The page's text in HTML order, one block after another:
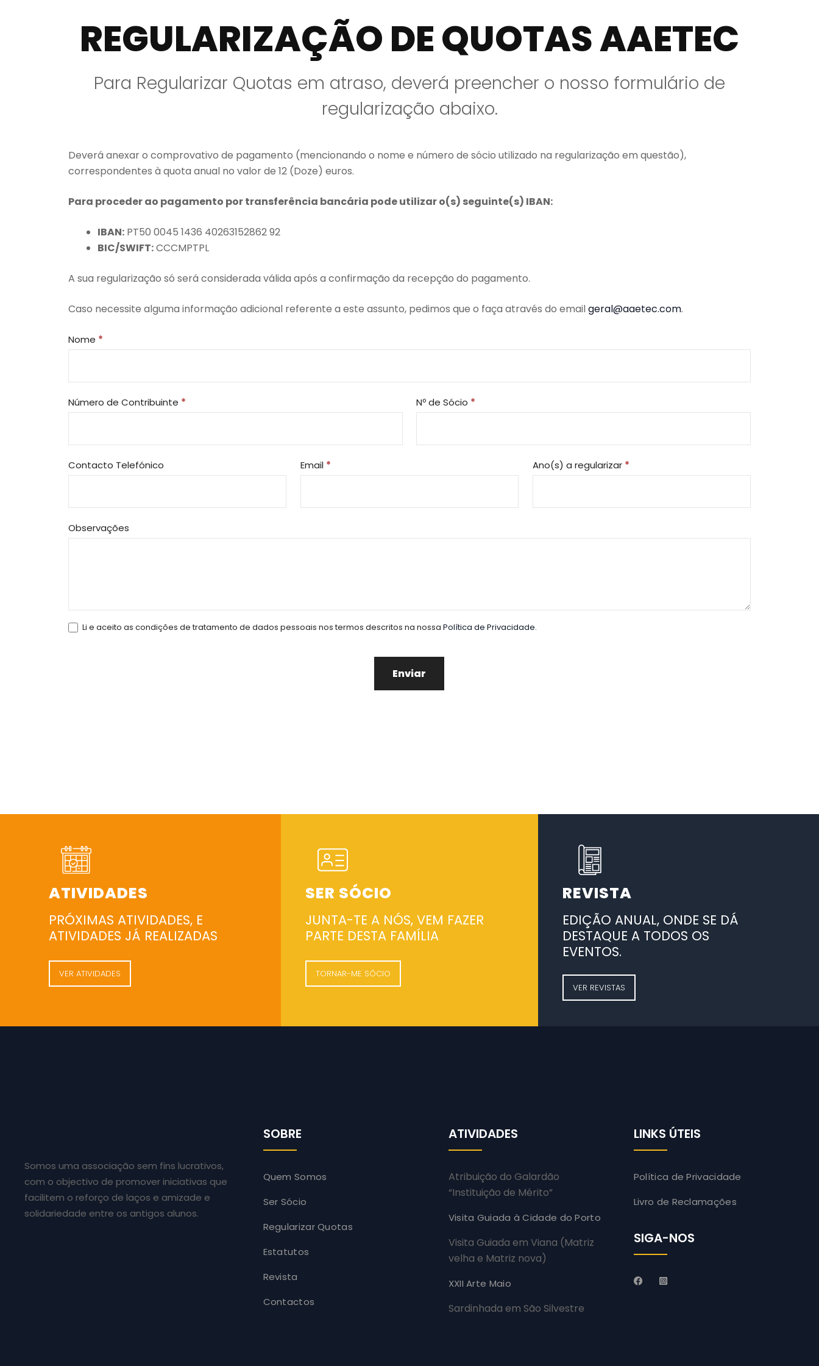
REGULARIZAÇÃO DE QUOTAS AAETEC
Para Regularizar Quotas em atraso, deverá preencher o nosso formulário de
regularização abaixo.
Deverá anexar o comprovativo de pagamento (mencionando o nome e número de sócio utilizado na regularização em questão),
correspondentes à quota anual no valor de 12 (Doze) euros.
Para proceder ao pagamento por transferência bancária pode utilizar o(s) seguinte(s) IBAN:
IBAN: PT50 0045 1436 40263152862 92
BIC/SWIFT:CCCMPTPL
A sua regularização só será considerada válida após a confirmação da recepção do pagamento.
Caso necessite alguma informação adicional referente a este assunto, pedimos que o faça através do emailgeral@aaetec.com.
Regularização
de
Nome *
Número de Contribuinte * Nº de Sócio *
Contacto Telefónico Email * Ano(s) a regularizar *
Observações
Li e aceito as condições de tratamento de dados pessoais nos termos descritos na nossa Política de Privacidade.
Enviar
ATIVIDADES
PRÓXIMAS ATIVIDADES, E
ATIVIDADES JÁ REALIZADAS
VER ATIVIDADES
SER SÓCIO
JUNTA-TE A NÓS, VEM FAZER
PARTE DESTA FAMÍLIA
TORNAR-ME SÓCIO
REVISTA
EDIÇÃO ANUAL, ONDE SE DÁ
DESTAQUE A TODOS OS
EVENTOS.
VER REVISTAS
Somos uma associação sem fins lucrativos,
com o objectivo de promover iniciativas que
facilitem o reforço de laços e amizade e
solidariedade entre os antigos alunos.
SOBRE
Quem Somos
Ser Sócio
Regularizar Quotas
Estatutos
Revista
Contactos
ATIVIDADES
Atribuição do Galardão
“Instituição de Mérito”
Visita Guiada à Cidade do Porto
Visita Guiada em Viana (Matriz
velha e Matriz nova)
XXII Arte Maio
Sardinhada em São Silvestre
LINKS ÚTEIS
Política de Privacidade
Livro de Reclamações
SIGA-NOS